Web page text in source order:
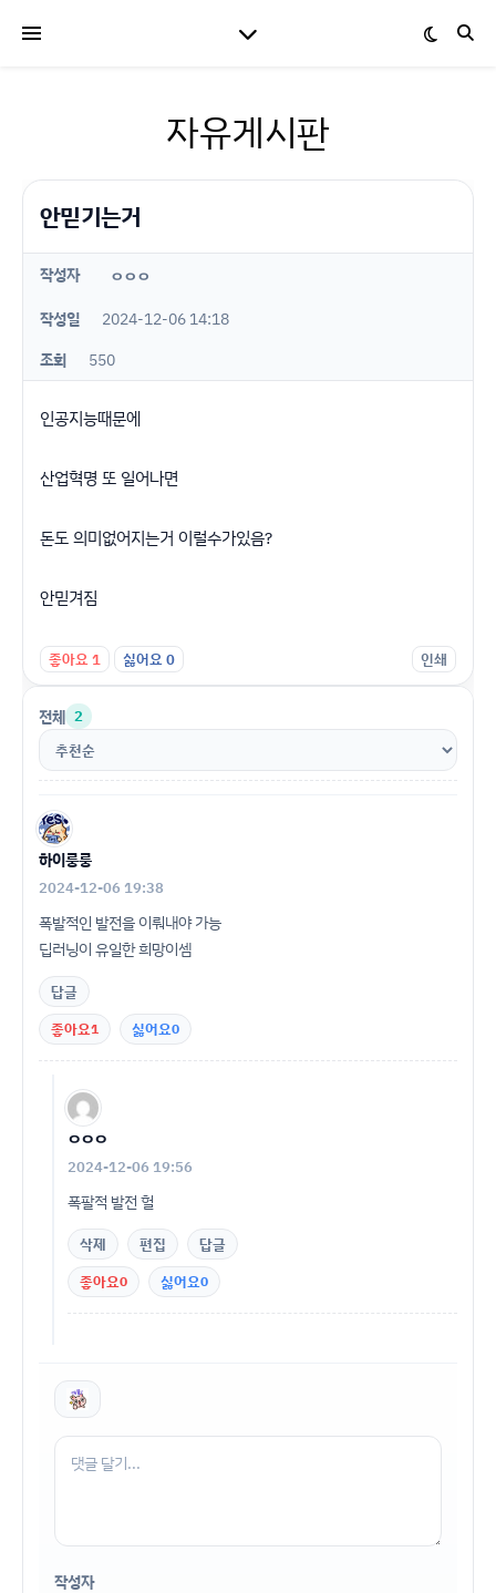
자유게시판
안믿기는거
작성자 ㅇㅇㅇ
작성일
2024-12-06 14:18
조회
550
인공지능때문에
산업혁명 또 일어나면
돈도 의미없어지는거 이럴수가있음?
안믿겨짐
좋아요1 싫어요0 인쇄
전체 2
하이룽룽
2024-12-06 19:38
폭발적인 발전을 이뤄내야 가능
딥러닝이 유일한 희망이셈
답글
좋아요1 싫어요0
ㅇㅇㅇ
2024-12-06 19:56
폭팔적 발전 헐
삭제 편집
답글
좋아요0 싫어요0
작성자